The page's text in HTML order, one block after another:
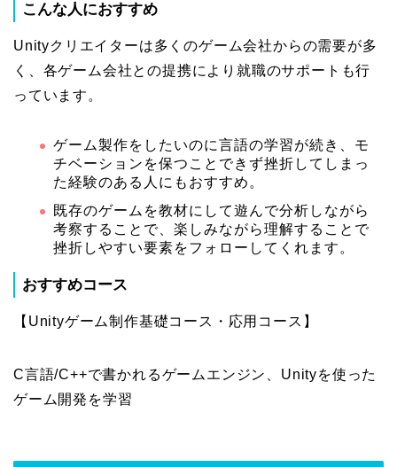
こんな人におすすめ
Unityクリエイターは多くのゲーム会社からの需要が多
く、各ゲーム会社との提携により就職のサポートも行
っています。
ゲーム製作をしたいのに言語の学習が続き、モ
チベーションを保つことできず挫折してしまっ
た経験のある人にもおすすめ。
既存のゲームを教材にして遊んで分析しながら
考察することで、楽しみながら理解することで
挫折しやすい要素をフォローしてくれます。
おすすめコース
【Unityゲーム制作基礎コース・応用コース】
C言語/C++で書かれるゲームエンジン、Unityを使った
ゲーム開発を学習